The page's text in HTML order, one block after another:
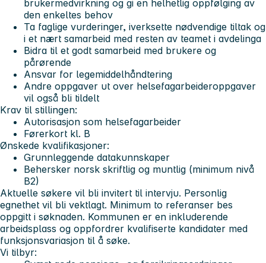
brukermedvirkning og gi en helhetlig oppfølging av
den enkeltes behov
Ta faglige vurderinger, iverksette nødvendige tiltak og
i et nært samarbeid med resten av teamet i avdelinga
Bidra til et godt samarbeid med brukere og
pårørende
Ansvar for legemiddelhåndtering
Andre oppgaver ut over helsefagarbeideroppgaver
vil også bli tildelt
Krav til stillingen:
Autorisasjon som helsefagarbeider
Førerkort kl. B
Ønskede kvalifikasjoner:
Grunnleggende datakunnskaper
Behersker norsk skriftlig og muntlig (minimum nivå
B2)
Aktuelle søkere vil bli invitert til intervju. Personlig
egnethet vil bli vektlagt. Minimum to referanser bes
oppgitt i søknaden. Kommunen er en inkluderende
arbeidsplass og oppfordrer kvalifiserte kandidater med
funksjonsvariasjon til å søke.
Vi tilbyr: